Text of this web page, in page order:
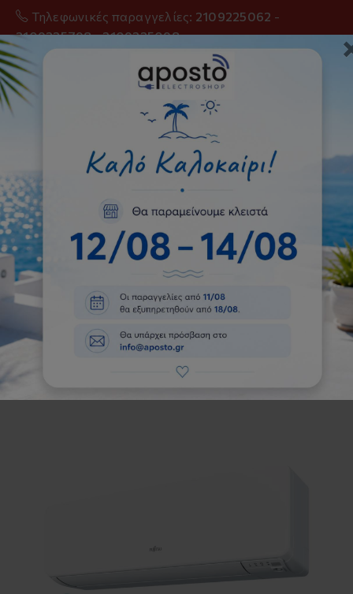
Τηλεφωνικές παραγγελίες: 2109225062 -
2109225798-2109225098
Fujitsu Designer - KG series
ASYG09KGTF/KGCB
Κλιματιστικό Inverter
Αρχική Κλιματισμός
Κλιματιστικά Inverter
Fujitsu Designer - KG series ASYG09KGTF/KGCB
Κλιματιστικό Inverter